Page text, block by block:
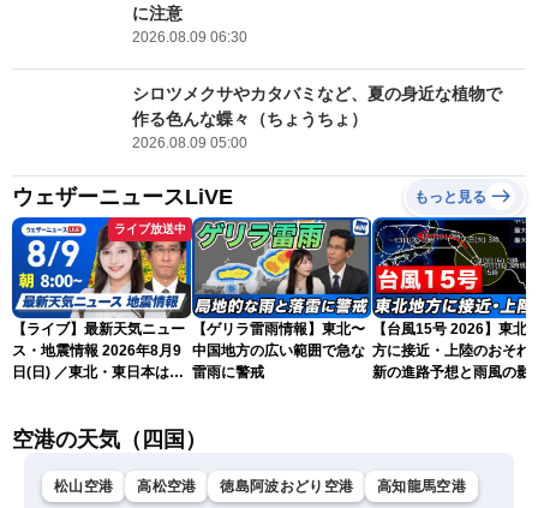
に注意
2026.08.09 06:30
シロツメクサやカタバミなど、夏の身近な植物で
作る色んな蝶々（ちょうちょ）
2026.08.09 05:00
ウェザーニュースLiVE もっと見る
ライブ放送中
【ライブ】最新天気ニュー
ス・地震情報 2026年8月9
日(日) ／東北・東日本は急
ュースLiVEサンシャイン・
【ゲリラ雷雨情報】東北〜
中国地方の広い範囲で急な
雷雨に警戒
【台風15号 2026】東北
方に接近・上陸のおそれ
新の進路予想と雨風の影
空港の天気（四国）
松山空港 高松空港 徳島阿波おどり空港 高知龍馬空港